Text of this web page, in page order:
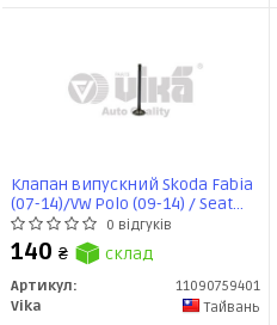
Клапан випускний Skoda Fabia
(07-14)/VW Polo (09-14) / Seat
Ibiza (08-,10-) (11090759401)
vika
0 відгуків
140 ₴ склад
Артикул:
11090759401
Vika
Тайвань